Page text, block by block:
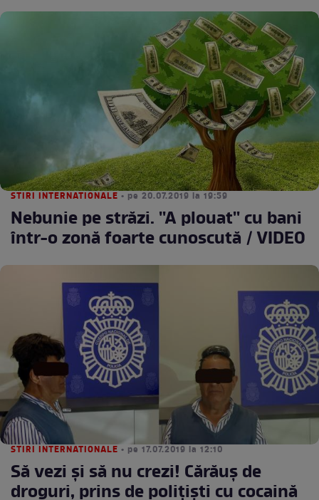
STIRI INTERNATIONALE • pe 20.07.2019 la 19:59
Nebunie pe străzi. ''A plouat'' cu bani
într-o zonă foarte cunoscută / VIDEO
STIRI INTERNATIONALE • pe 17.07.2019 la 12:10
Să vezi şi să nu crezi! Cărăuş de
droguri, prins de poliţişti cu cocaină